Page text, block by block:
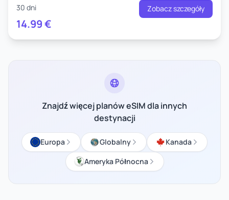
30 dni
14.99€
Zobacz szczegóły
Znajdź więcej planów eSIM dla innych
destynacji
Europa Globalny
Kanada
Ameryka Północna